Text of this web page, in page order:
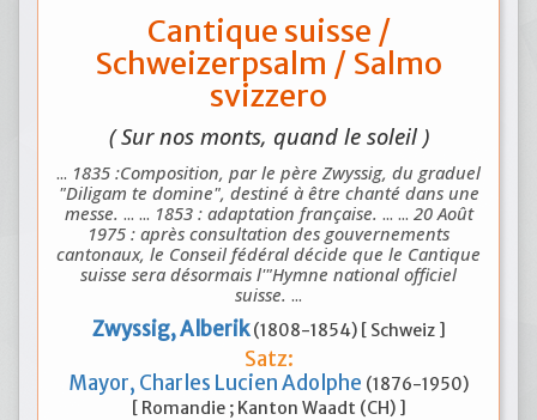
Cantique suisse /
Schweizerpsalm / Salmo
svizzero
( Sur nos monts, quand le soleil )
... 1835 :Composition, par le père Zwyssig, du graduel
"Diligam te domine", destiné à être chanté dans une
messe. ... ... 1853 : adaptation française. ... ... 20 Août
1975 : après consultation des gouvernements
cantonaux, le Conseil fédéral décide que le Cantique
suisse sera désormais l'"Hymne national officiel
suisse. ...
Zwyssig, Alberik (1808-1854) [ Schweiz ]
Satz:
Mayor, Charles Lucien Adolphe (1876-1950)
[ Romandie ; Kanton Waadt (CH) ]